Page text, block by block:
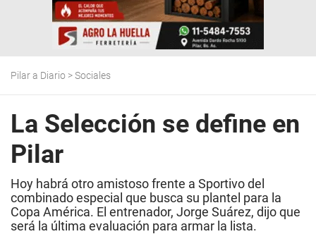
Pilar a Diario >Sociales
La Selección se define en
Pilar
Hoy habrá otro amistoso frente a Sportivo del
combinado especial que busca su plantel para la
Copa América. El entrenador, Jorge Suárez, dijo que
será la última evaluación para armar la lista.